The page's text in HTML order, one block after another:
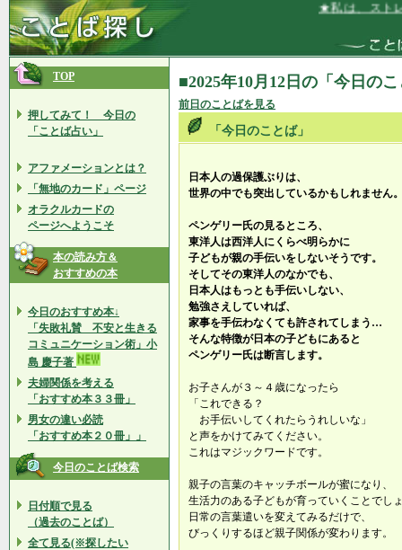
★私は、ストレ
TOP
押してみて！ 今日の
「ことば占い」
アファメーションとは？
「無地のカード」ページ
オラクルカードの
ページへようこそ
本の読み方＆
おすすめの本
今日のおすすめ本↓
「失敗礼賛 不安と生きる
コミュニケーション術」小
島 慶子著
夫婦関係を考える
「おすすめ本３３冊」
男女の違い必読
「おすすめ本２０冊」」
今日のことば検索
日付順で見る
（過去のことば）
全て見る(※探したい
■2025年10月12日の「今日の
前日のことばを見る
「今日のことば」
日本人の過保護ぶりは、
世界の中でも突出しているかもしれません
ペンゲリー氏の見るところ、
東洋人は西洋人にくらべ明らかに
子どもが親の手伝いをしないそうです。
そしてその東洋人のなかでも、
日本人はもっとも手伝いしない、
勉強さえしていれば、
家事を手伝わなくても許されてしまう…
そんな特徴が日本の子どもにあると
ペンゲリー氏は断言します。
お子さんが３～４歳になったら
「これできる？
お手伝いしてくれたらうれしいな」
と声をかけてみてください。
これはマジックワードです。
親子の言葉のキャッチボールが蜜になり、
生活力のある子どもが育っていくことでし
日常の言葉遣いを変えてみるだけで、
びっくりするほど親子関係が変わります。